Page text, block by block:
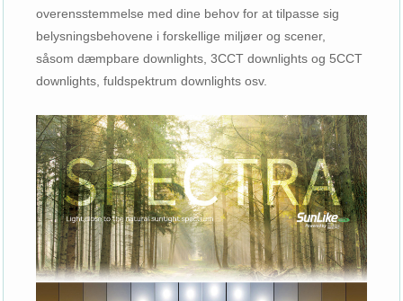
overensstemmelse med dine behov for at tilpasse sig
belysningsbehovene i forskellige miljøer og scener,
såsom dæmpbare downlights, 3CCT downlights og 5CCT
downlights, fuldspektrum downlights osv.